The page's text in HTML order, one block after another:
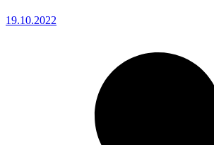
19.10.2022